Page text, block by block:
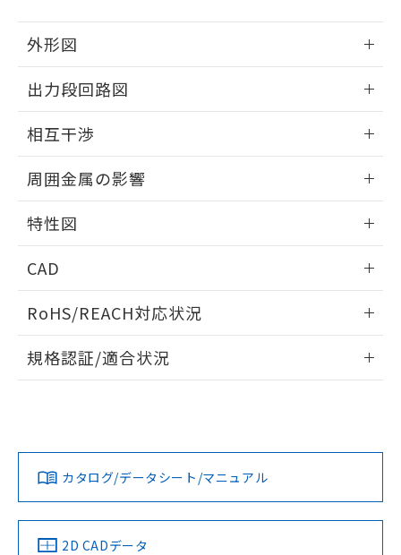
外形図
外形図
出力段回路図
出力段回路図
タイムチャート
相互干渉
相互干渉
A: 80mm以上、B: 60mm以上
周囲金属の影響
周囲金属の影響
特性図
検出物体の大きさと材質による影響
CAD
ドすることができます。
ログイン/会員登録
ダウンロードデータをご利用いただく前に、以下を必ずお読
みください。
ソフトウェアの使用条件
RoHS/REACH対応状況
EU RoHS 注意事項・凡例
対応済み
中国 RoHS 注意事項・凡例
規格認証/適合状況
LR型式承認
（イギリス
船舶規格）
DNV型式承認
（ノルウェー
BV型式承認
（フランス
KR型式
（韓国
カタログ/データシート/マニュアル
2D CADデータ
および当社の共同利用者が、当社の製
※当社の共同利用者とは、
の共同利用に関して"
の「1.共同利
指します。
とができます。
EU RoHS指令（10物質）の非含有証明書
51物質の非含有証明書（当社基準）
※本証明書は発行日時点で非含有を証明す
るもので、過去に遡って非含有を証明する
また、RoHS指令のフタル酸エステル類４
物質の対応では、対応完了までの期間は出
荷製品に未対応品が混在することから備考
り、2022年1月12日より割愛しておりま
す。